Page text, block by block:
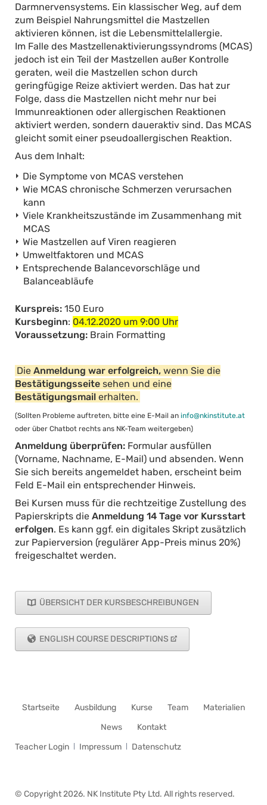
Darmnervensystems. Ein klassischer Weg, auf dem
zum Beispiel Nahrungsmittel die Mastzellen
aktivieren können, ist die Lebensmittelallergie.
Im Falle des Mastzellenaktivierungssyndroms (MCAS)
jedoch ist ein Teil der Mastzellen außer Kontrolle
geraten, weil die Mastzellen schon durch
geringfügige Reize aktiviert werden. Das hat zur
Folge, dass die Mastzellen nicht mehr nur bei
Immunreaktionen oder allergischen Reaktionen
aktiviert werden, sondern daueraktiv sind. Das MCAS
gleicht somit einer pseudoallergischen Reaktion.
Aus dem Inhalt:
Die Symptome von MCAS verstehen
Wie MCAS chronische Schmerzen verursachen
kann
Viele Krankheitszustände im Zusammenhang mit
MCAS
Wie Mastzellen auf Viren reagieren
Umweltfaktoren und MCAS
Entsprechende Balancevorschläge und
Balanceabläufe
Kurspreis:150 Euro
Kursbeginn: 04.12.2020 um 9:00 Uhr
Voraussetzung:Brain Formatting
Die Anmeldung war erfolgreich, wenn Sie die
Bestätigungsseite sehen und eine
Bestätigungsmail erhalten.
(Sollten Probleme auftreten, bitte eine E-Mail an info@nkinstitute.at
oder über Chatbot rechts ans NK-Team weitergeben)
Anmeldung überprüfen:Formular ausfüllen
(Vorname, Nachname, E-Mail) und absenden. Wenn
Sie sich bereits angemeldet haben, erscheint beim
Feld E-Mail ein entsprechender Hinweis.
Bei Kursen muss für die rechtzeitige Zustellung des
Papierskripts die Anmeldung 14 Tage vor Kursstart
erfolgen. Es kann ggf. ein digitales Skript zusätzlich
zur Papierversion (regulärer App-Preis minus 20%)
freigeschaltet werden.
ÜBERSICHT DER KURSBESCHREIBUNGEN
ENGLISH COURSE DESCRIPTIONS
Navigation
Startseite Ausbildung Kurse Team
Materialien
News
Kontakt
Navigation
Teacher Login Impressum Datenschutz
© Copyright 2026. NK Institute Pty Ltd. All rights reserved.